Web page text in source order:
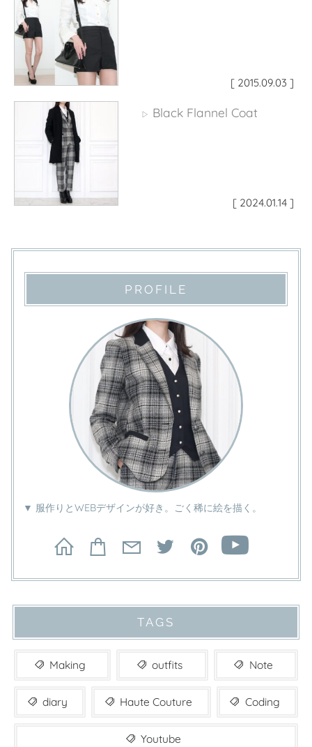
[ 2015.09.03 ]
▷ Black Flannel Coat
[ 2024.01.14 ]
PROFILE
▼ 服作りとWEBデザインが好き。ごく稀に絵を描く。
TAGS
Making outfits Note
diary Haute Couture Coding
Youtube